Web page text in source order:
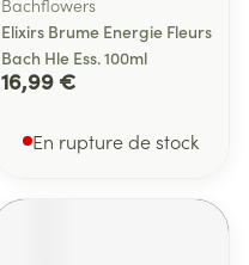
Bachflowers
Elixirs Brume Energie Fleurs
Bach Hle Ess. 100ml
16,99 €
En rupture de stock